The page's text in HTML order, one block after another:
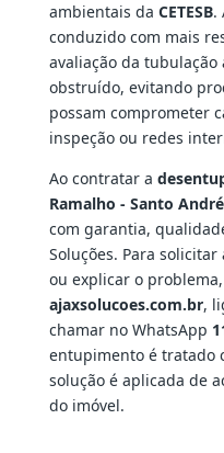
ambientais da CETESB.
conduzido com mais
avaliação da
obstruído, evitando
possam comprometer
inspeção ou redes
Ao contratar a
Ramalho - Santo André
com garantia,
Soluções. Para
ou explicar o
ajaxsolucoes.com.br,
chamar no WhatsApp
entupimento é tratado
solução é aplicada de
do imóvel.